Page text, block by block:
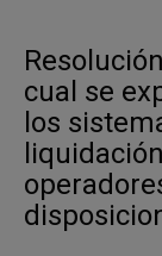
cual se
los